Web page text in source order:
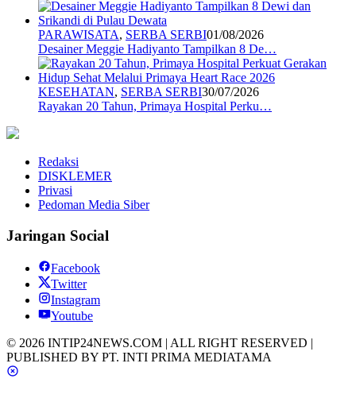
PARAWISATA, SERBA SERBI01/08/2026
Desainer Meggie Hadiyanto Tampilkan 8 De…
KESEHATAN, SERBA SERBI30/07/2026
Rayakan 20 Tahun, Primaya Hospital Perku…
Redaksi
DISKLEMER
Privasi
Pedoman Media Siber
Jaringan Social
Facebook
Twitter
Instagram
Youtube
© 2026 INTIP24NEWS.COM | ALL RIGHT RESERVED |
PUBLISHED BY PT. INTI PRIMA MEDIATAMA